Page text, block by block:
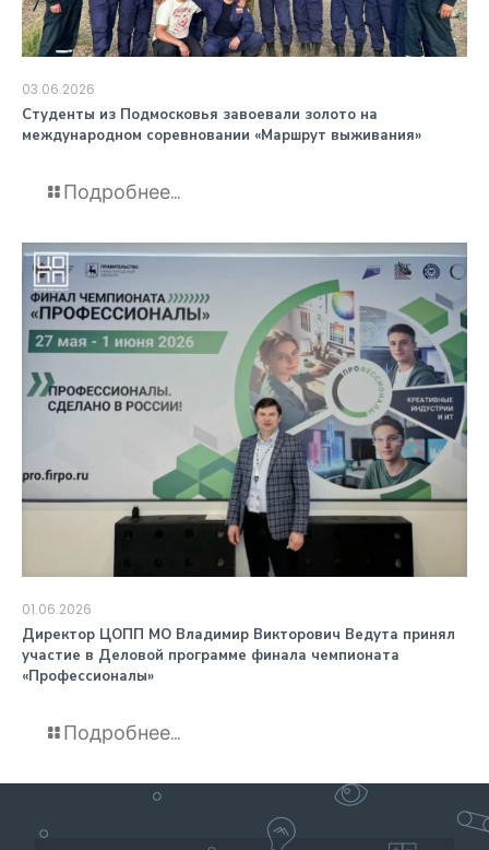
03.06.2026
️Студенты из Подмосковья завоевали золото на
международном соревновании «Маршрут выживания»
Подробнее...
01.06.2026
️Директор ЦОПП МО Владимир Викторович Ведута принял
участие в Деловой программе финала чемпионата
«Профессионалы»
Подробнее...